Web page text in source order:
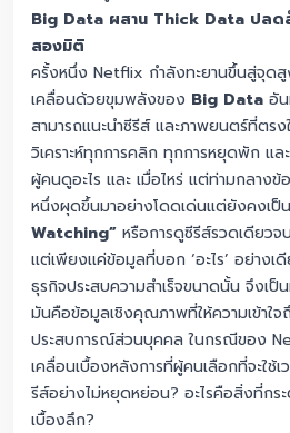
Big Data ผสาน Thick Data ปลด
สองมิติ
ครั้งหนึ่ง Netflix กำลังทะยานขึ้นสู่จุด
เคลื่อนด้วยขุมพลังของ Big Data อั
สามารถแนะนำซีรีส์ และภาพยนตร์ที่ตร
วิเคราะห์ทุกการคลิก ทุกการหยุดพัก แล
ผู้คนดูอะไร และ เมื่อไหร่ แต่ท่ามกลาง
หนึ่งผุดขึ้นมาอย่างโดดเด่นแต่ยังคงเป็
Watching” หรือการดูซีรีส์รวดเดียวจ
เเต่เพียงเเค่ข้อมูลที่บอก ‘อะไร’ อย่าง
ธุรกิจประสบความสำเร็จขนาดนั้น จึงเป็
มันคือข้อมูลเชิงคุณภาพที่ให้ความเข้าใจ
ประสบการณ์ส่วนบุคคล ในกรณีของ
เคลื่อนเบื้องหลังการที่ผู้คนเลือกที่จะใช้
รีส์อย่างไม่หยุดหย่อน? อะไรคือสิ่งที่กร
เบื้องลึก?